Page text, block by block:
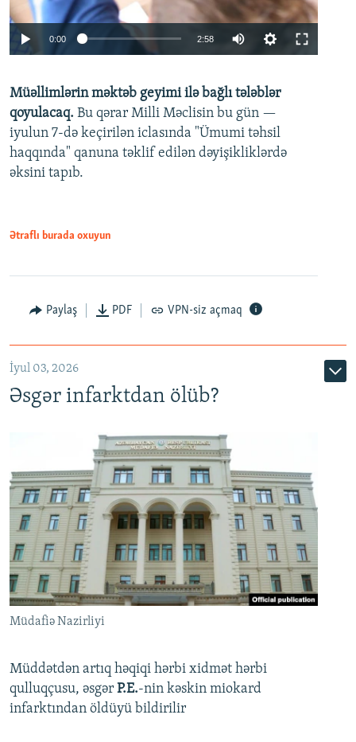
Auto 240p 360p 480p
720p 1080p
0:00 2:58
360p
480p
720p
Müəllimlərin məktəb geyimi ilə bağlı tələblər
qoyulacaq. Bu qərar Milli Məclisin bu gün —
iyulun 7-də keçirilən iclasında "Ümumi təhsil
haqqında" qanuna təklif edilən dəyişikliklərdə
əksini tapıb.
Ətraflı burada oxuyun
Paylaş PDF VPN-siz açmaq
İyul 03, 2026
Əsgər infarktdan ölüb?
Müdafiə Nazirliyi
Müddətdən artıq həqiqi hərbi xidmət hərbi
qulluqçusu, əsgər P.E.-nin kəskin miokard
infarktından öldüyü bildirilir